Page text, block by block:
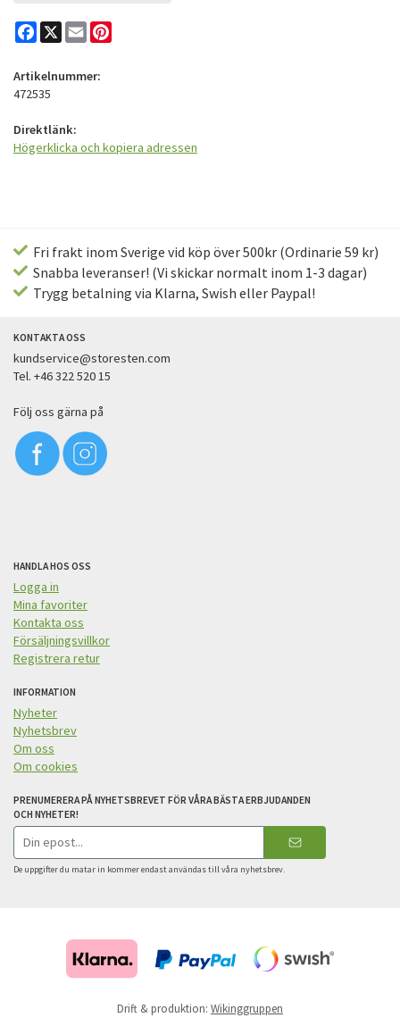
Facebook
X Email
Artikelnummer:
472535
Direktlänk:
Högerklicka och kopiera adressen
Fri frakt inom Sverige vid köp över 500kr (Ordinarie 59 kr)
Snabba leveranser! (Vi skickar normalt inom 1-3 dagar)
Trygg betalning via Klarna, Swish eller Paypal!
KONTAKTA OSS
kundservice@storesten.com
Tel. +46 322 520 15
Följ oss gärna på
HANDLA HOS OSS
Logga in
Mina favoriter
Kontakta oss
Försäljningsvillkor
Registrera retur
INFORMATION
Nyheter
Nyhetsbrev
Om oss
Om cookies
PRENUMERERA PÅ NYHETSBREVET FÖR VÅRA BÄSTA ERBJUDANDEN
OCH NYHETER!
E-
postadress
De uppgifter du matar in kommer endast användas till våra nyhetsbrev.
Drift & produktion: Wikinggruppen